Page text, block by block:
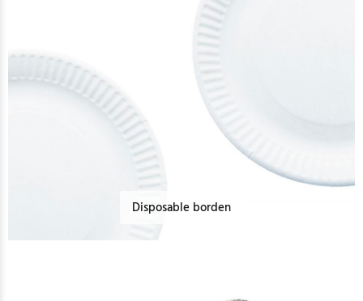
Disposable borden